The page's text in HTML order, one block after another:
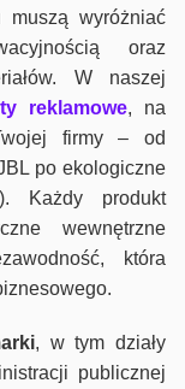
muszą wyróżniać
oraz
W naszej
reklamowe, na
firmy – od
po ekologiczne
Każdy produkt
wewnętrzne
która
, w tym działy
publicznej